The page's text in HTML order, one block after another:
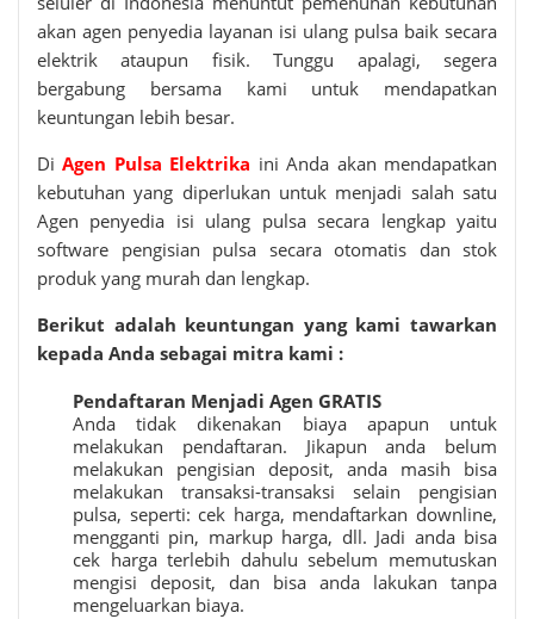
akan agen penyedia layanan isi ulang pulsa baik secara
elektrik ataupun fisik. Tunggu apalagi, segera
bergabung bersama kami untuk mendapatkan
keuntungan lebih besar.
DiAgen Pulsa Elektrika ini Anda akan mendapatkan
kebutuhan yang diperlukan untuk menjadi salah satu
Agen penyedia isi ulang pulsa secara lengkap yaitu
software pengisian pulsa secara otomatis dan stok
produk yang murah dan lengkap.
Berikut adalah keuntungan yang kami tawarkan
kepada Anda sebagai mitra kami :
Pendaftaran Menjadi Agen GRATIS
Anda tidak dikenakan biaya apapun untuk
melakukan pendaftaran. Jikapun anda belum
melakukan pengisian deposit, anda masih bisa
melakukan transaksi-transaksi selain pengisian
pulsa, seperti: cek harga, mendaftarkan downline,
mengganti pin, markup harga, dll. Jadi anda bisa
cek harga terlebih dahulu sebelum memutuskan
mengisi deposit, dan bisa anda lakukan tanpa
mengeluarkan biaya.